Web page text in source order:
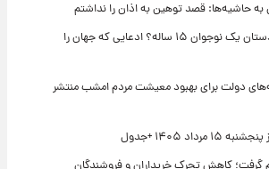
حاشیه‌ها: قصد توهین به اذان را نداشتم
راز طول عمر انسان در دستان یک نوجوان ۱۵ ساله؟ ادعایی که جهان را
دولت برای بهبود معیشت مردم امشب منتشر
۱۴۰۵ +جدول